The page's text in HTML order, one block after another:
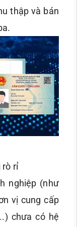
thập và bán
rỉ
(như
vị cung cấp
chưa có hệ